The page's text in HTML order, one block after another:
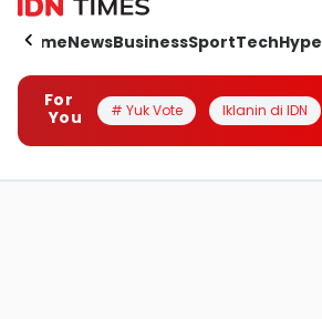
HomeNewsBusinessSportTechHype
For
You
# Yuk Vote Iklanin di IDN